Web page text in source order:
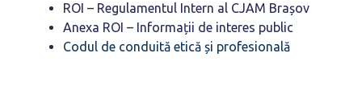
ROI – Regulamentul Intern al CJAM Brașov
Anexa ROI – Informații de interes public
Codul de conduită etică și profesională